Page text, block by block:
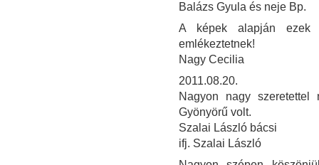
Balázs Gyula és neje Bp.
A képek alapján
emlékeztetnek!
Nagy Cecilia
2011.08.20.
Nagyon nagy
Gyönyörű volt.
Szalai László bácsi
ifj. Szalai László